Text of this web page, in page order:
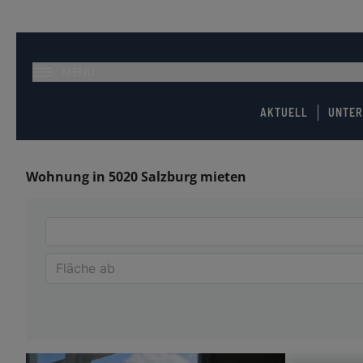
AKTUELL
Wohnung in 5020 Salzburg mieten